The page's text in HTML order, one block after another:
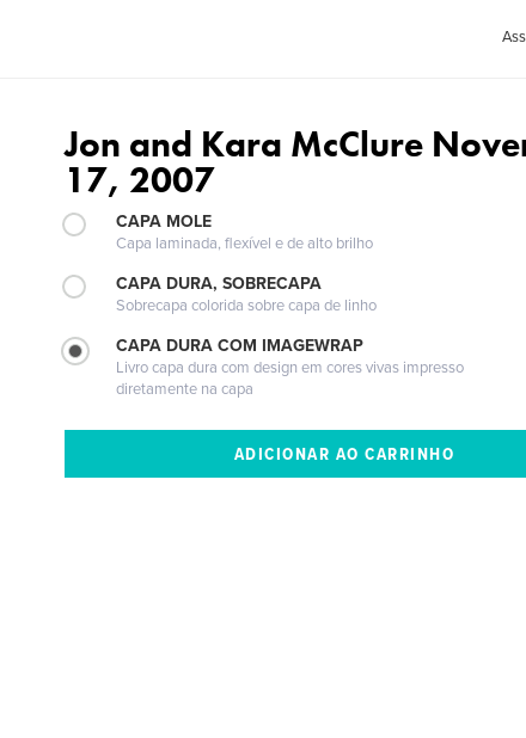
Jon and Kara McClure
17, 2007
CAPA MOLE
Capa laminada, flexível e de alto brilho
CAPA DURA, SOBRECAPA
Sobrecapa colorida sobre capa de linho
CAPA DURA COM IMAGEWRAP
Livro capa dura com design em cores vivas impresso
diretamente na capa